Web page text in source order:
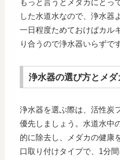
もっと言うとメダカにとっ
した水道水なので、浄水器
一日程度ためておけばカル
り合うので浄水器いらずで
浄水器の選び方とメ
浄水器を選ぶ際は、活性炭
優先しましょう。水道水中
的に除去し、メダカの健康
口取り付けタイプで、1分